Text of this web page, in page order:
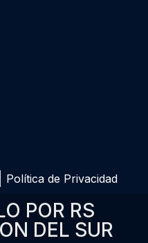
Política de Privacidad
POR RS
DEL SUR